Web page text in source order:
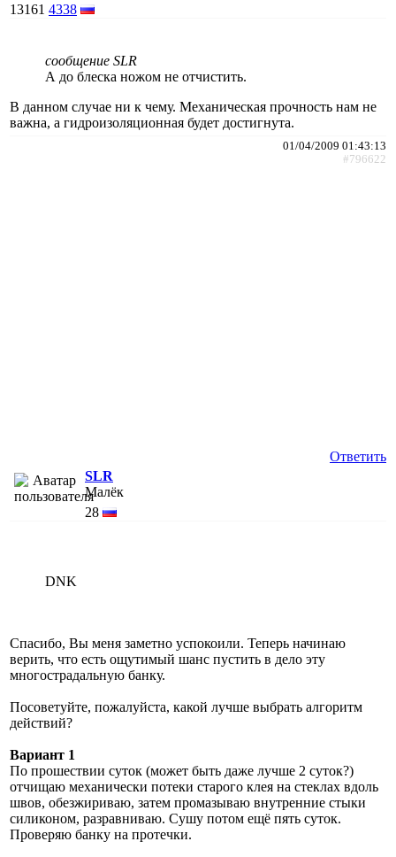
13161 4338
сообщение SLR
А до блеска ножом не отчистить.
В данном случае ни к чему. Механическая прочность нам не
важна, а гидроизоляционная будет достигнута.
01/04/2009 01:43:13
#796622
Ответить
SLR
Малёк
28
DNK
Спасибо, Вы меня заметно успокоили. Теперь начинаю
верить, что есть ощутимый шанс пустить в дело эту
многострадальную банку.
Посоветуйте, пожалуйста, какой лучше выбрать алгоритм
действий?
Вариант 1
По прошествии суток (может быть даже лучше 2 суток?)
отчищаю механически потеки старого клея на стеклах вдоль
швов, обезжириваю, затем промазываю внутренние стыки
силиконом, разравниваю. Сушу потом ещё пять суток.
Проверяю банку на протечки.